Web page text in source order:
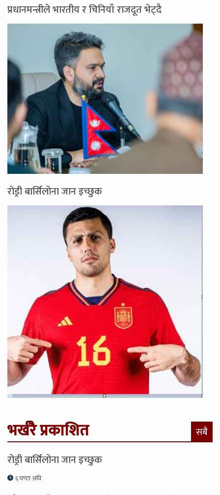
प्रधानमन्त्रीले भारतीय र चिनियाँ राजदूत भेट्दै
रोड्री बार्सिलोना जान इच्छुक
भर्खरै प्रकाशित सबै
रोड्री बार्सिलोना जान इच्छुक
६ घण्टा अघि